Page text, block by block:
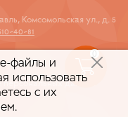
Комсомольская ул., д. 5
40-81
персональных данных
файлы и
использовать
с их